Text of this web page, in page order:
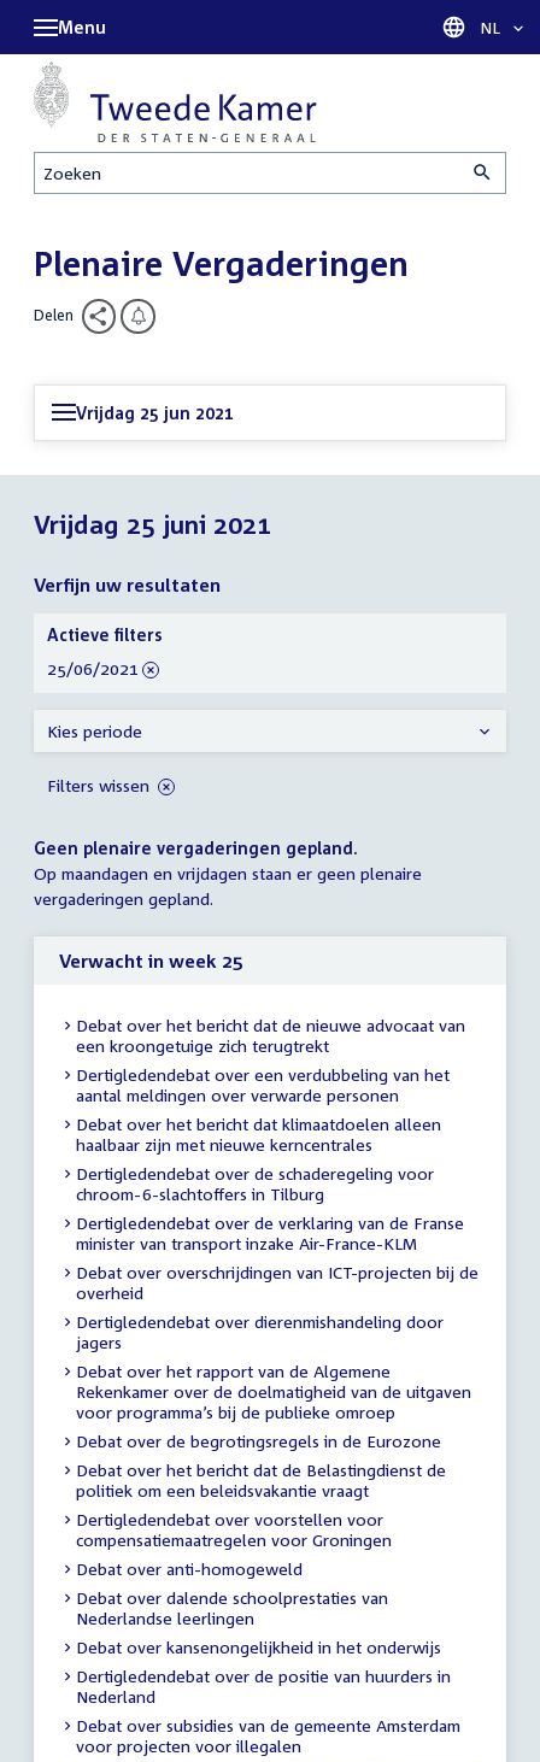
Zoeken
Menu Taal
NL
Plenaire Vergaderingen
Delen
Vrijdag 25 jun 2021
Vrijdag 25 juni 2021
Verfijn uw resultaten
Geen plenaire vergaderingen gepland.
Op maandagen en vrijdagen staan er geen plenaire
vergaderingen gepland.
Verwacht in week 25
Debat over het bericht dat de nieuwe advocaat van
een kroongetuige zich terugtrekt
Dertigledendebat over een verdubbeling van het
aantal meldingen over verwarde personen
Debat over het bericht dat klimaatdoelen alleen
haalbaar zijn met nieuwe kerncentrales
Dertigledendebat over de schaderegeling voor
chroom-6-slachtoffers in Tilburg
Dertigledendebat over de verklaring van de Franse
minister van transport inzake Air-France-KLM
Debat over overschrijdingen van ICT-projecten bij de
overheid
Dertigledendebat over dierenmishandeling door
jagers
Debat over het rapport van de Algemene
Rekenkamer over de doelmatigheid van de uitgaven
voor programma’s bij de publieke omroep
Debat over de begrotingsregels in de Eurozone
Debat over het bericht dat de Belastingdienst de
politiek om een beleidsvakantie vraagt
Dertigledendebat over voorstellen voor
compensatiemaatregelen voor Groningen
Debat over anti-homogeweld
Debat over dalende schoolprestaties van
Nederlandse leerlingen
Debat over kansenongelijkheid in het onderwijs
Dertigledendebat over de positie van huurders in
Nederland
Debat over subsidies van de gemeente Amsterdam
voor projecten voor illegalen
Verfijn
uw
resultaten
Actieve filters
verwijder
25/06/2021
Kies periode
Filters wissen